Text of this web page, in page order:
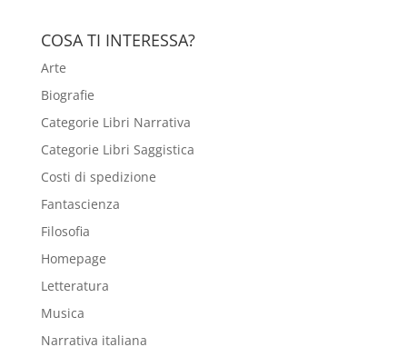
COSA TI INTERESSA?
Arte
Biografie
Categorie Libri Narrativa
Categorie Libri Saggistica
Costi di spedizione
Fantascienza
Filosofia
Homepage
Letteratura
Musica
Narrativa italiana